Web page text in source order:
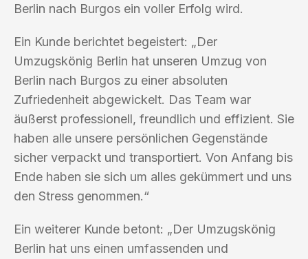
Berlin nach Burgos ein voller Erfolg wird.
Ein Kunde berichtet begeistert: „Der
Umzugskönig Berlin hat unseren Umzug von
Berlin nach Burgos zu einer absoluten
Zufriedenheit abgewickelt. Das Team war
äußerst professionell, freundlich und effizient. Sie
haben alle unsere persönlichen Gegenstände
sicher verpackt und transportiert. Von Anfang bis
Ende haben sie sich um alles gekümmert und uns
den Stress genommen.“
Ein weiterer Kunde betont: „Der Umzugskönig
Berlin hat uns einen umfassenden und